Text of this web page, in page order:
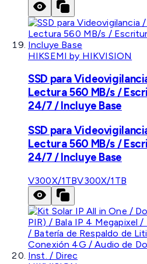
HIKSEMI by HIKVISION
SSD para
Lectura 560 MB/s /
24/7 / Incluye Base
SSD para
Lectura 560 MB/s /
24/7 / Incluye Base
V300X/1TBV300X/1TB